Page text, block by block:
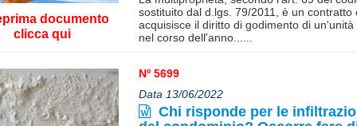
documento
clicca qui
sostituito dal d.lgs. 79/2011, è un contratto
acquisisce il diritto di godimento di
nel corso dell'anno......
Nº 5699
Data 13/06/2022
Chi risponde per le